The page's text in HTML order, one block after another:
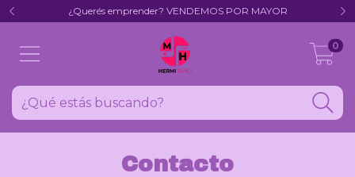
¿Querés emprender? VENDEMOS POR MAYOR
0
Contacto